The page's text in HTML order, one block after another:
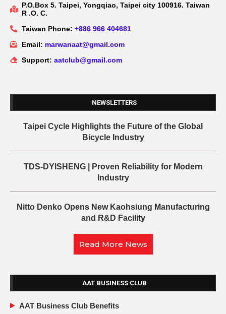
P.O.Box 5. Taipei, Yongqiao, Taipei city 100916. Taiwan
R .O. C.
Taiwan Phone: +886 966 404681
Email: marwanaat@gmail.com
Support: aatclub@gmail.com
NEWSLETTERS
Taipei Cycle Highlights the Future of the Global
Bicycle Industry
TDS-DYISHENG | Proven Reliability for Modern
Industry
Nitto Denko Opens New Kaohsiung Manufacturing
and R&D Facility
Read More News
AAT BUSINESS CLUB
AAT Business Club Benefits